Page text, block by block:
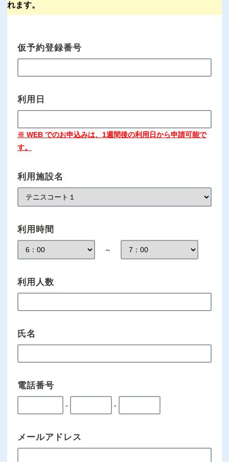
れます。
仮予約登録番号
利用日
※ WEB でのお申込みは、1週間後の利用日から申請可能で
す。
利用施設名
利用時間
～
利用人数
氏名
電話番号
- -
メールアドレス